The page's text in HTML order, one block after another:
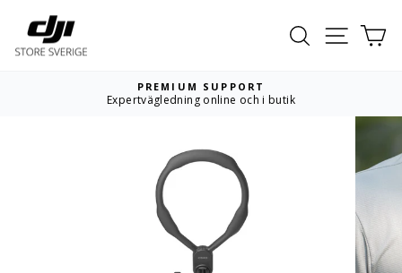
innehållet
Sök
Pausa
PREMIUM SUPPORT
Expertvägledning online och i butik